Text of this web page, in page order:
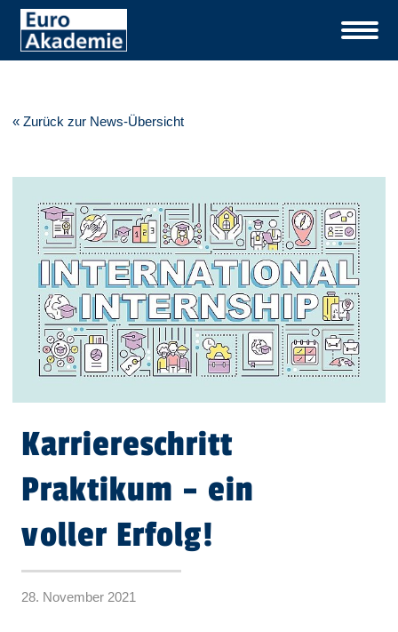
« Zurück zur News-Übersicht
Karriereschritt
Praktikum – ein
voller Erfolg!
28. November 2021